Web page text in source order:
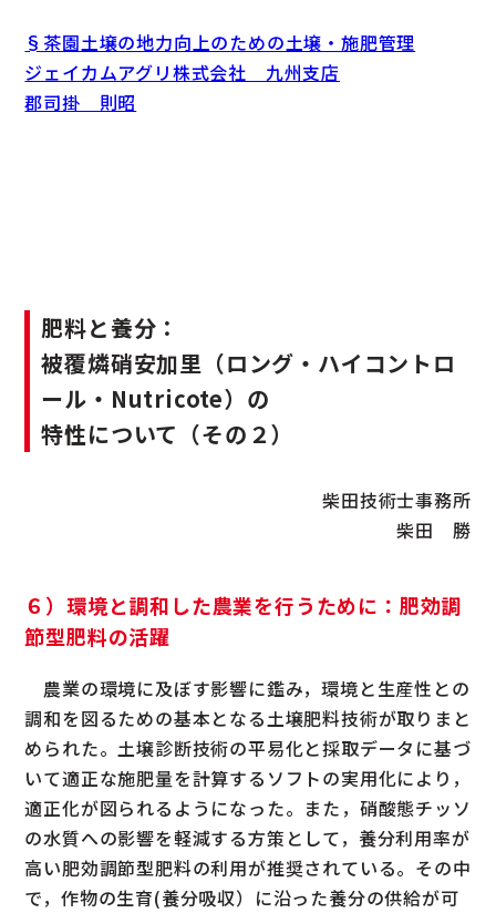
§茶園土壌の地力向上のための土壌・施肥管理
ジェイカムアグリ株式会社 九州支店
郡司掛 則昭
肥料と養分：
被覆燐硝安加里（ロング・ハイコントロ
ール・Nutricote）の
特性について（その２）
柴田技術士事務所
柴田 勝
６）環境と調和した農業を行うために：肥効調
節型肥料の活躍
農業の環境に及ぼす影響に鑑み，環境と生産性との
調和を図るための基本となる土壌肥料技術が取りまと
められた。土壌診断技術の平易化と採取データに基づ
いて適正な施肥量を計算するソフトの実用化により，
適正化が図られるようになった。また，硝酸態チッソ
の水質への影響を軽減する方策として，養分利用率が
高い肥効調節型肥料の利用が推奨されている。その中
で，作物の生育(養分吸収）に沿った養分の供給が可